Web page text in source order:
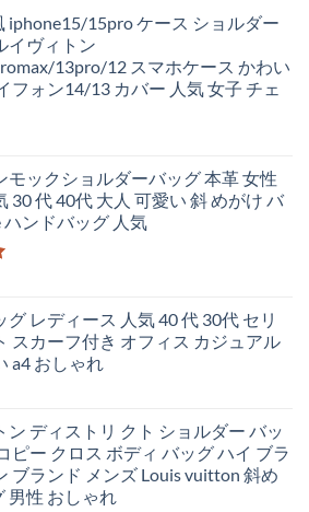
¥4,830
で
す。
iphone15/15pro ケース ショルダー
イヴィトン
13pro/12 スマホケース かわい
フォン14/13 カバー 人気 女子 チェ
モックショルダーバッグ 本革 女性
30 代 40代 大人 可愛い 斜 めがけ バ
ハンドバッグ 人気
グ レディース 人気 40 代 30代 セリ
スカーフ付き オフィス カジュアル
a4 おしゃれ
ン ディストリ クト ショルダー バッ
ピー クロス ボディ バッグ ハイ ブラ
ブランド メンズ Louis vuitton 斜め
男性 おしゃれ